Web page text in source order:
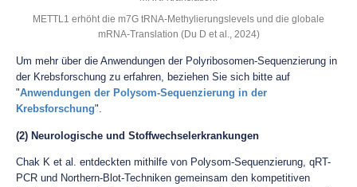
METTL1 erhöht die m7G tRNA-Methylierungslevels und die globale
mRNA-Translation (Du D et al., 2024)
Um mehr über die Anwendungen der Polyribosomen-Sequenzierung in
der Krebsforschung zu erfahren, beziehen Sie sich bitte auf
"Anwendungen der Polysom-Sequenzierung in der
Krebsforschung".
(2) Neurologische und Stoffwechselerkrankungen
Chak K et al. entdeckten mithilfe von Polysom-Sequenzierung, qRT-
PCR und Northern-Blot-Techniken gemeinsam den kompetitiven